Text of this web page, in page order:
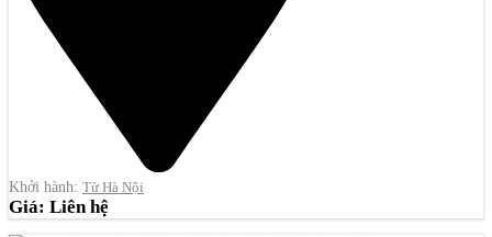
Khởi hành: Từ Hà Nội
Giá: Liên hệ